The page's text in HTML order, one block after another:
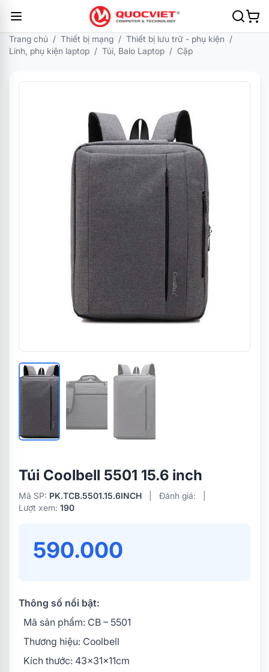
Trang chủ / Thiết bị mạng / Thiết bị lưu trữ - phụ kiện /
Linh, phụ kiện laptop / Túi, Balo Laptop / Cặp
Túi Coolbell 5501 15.6 inch
Mã SP: PK.TCB.5501.15.6INCH Đánh giá:
Lượt xem: 190
590.000
Thông số nổi bật:
Mã sản phẩm: CB – 5501
Thương hiệu: Coolbell
Kích thước: 43x31x11cm